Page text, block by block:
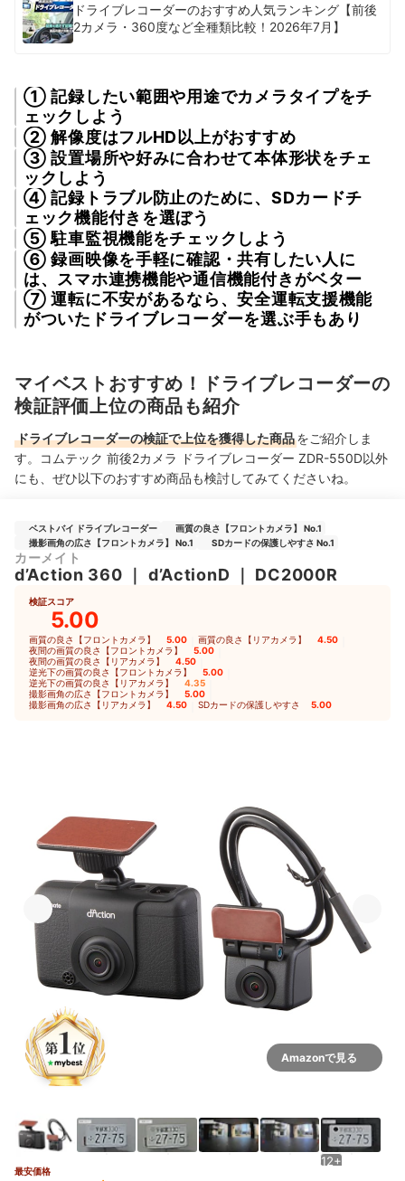
ドライブレコーダーのおすすめ人気ランキング【前後
2カメラ・360度など全種類比較！2026年7月】
① 記録したい範囲や用途でカメラタイプをチ
ェックしよう
② 解像度はフルHD以上がおすすめ
③ 設置場所や好みに合わせて本体形状をチェ
ックしよう
④ 記録トラブル防止のために、SDカードチ
ェック機能付きを選ぼう
⑤ 駐車監視機能をチェックしよう
⑥ 録画映像を手軽に確認・共有したい人に
は、スマホ連携機能や通信機能付きがベター
⑦ 運転に不安があるなら、安全運転支援機能
がついたドライブレコーダーを選ぶ手もあり
マイベストおすすめ！ドライブレコーダーの
検証評価上位の商品も紹介
ドライブレコーダーの検証で上位を獲得した商品をご紹介しま
す。コムテック 前後2カメラ ドライブレコーダー ZDR-550D以外
にも、ぜひ以下のおすすめ商品も検討してみてくださいね。
ベストバイ ドライブレコーダー
画質の良さ【フロントカメラ】 No.1
撮影画角の広さ【フロントカメラ】 No.1
SDカードの保護しやすさ No.1
カーメイト
d’Action 360 ｜ d’ActionD ｜ DC2000R
検証スコア
5.00
画質の良さ【フロントカメラ】 5.00 画質の良さ【リアカメラ】 4.50
夜間の画質の良さ【フロントカメラ】 5.00
夜間の画質の良さ【リアカメラ】 4.50
逆光下の画質の良さ【フロントカメラ】 5.00
逆光下の画質の良さ【リアカメラ】 4.35
撮影画角の広さ【フロントカメラ】 5.00
撮影画角の広さ【リアカメラ】 4.50 SDカードの保護しやすさ 5.00
Amazonで見る
12+
最安価格